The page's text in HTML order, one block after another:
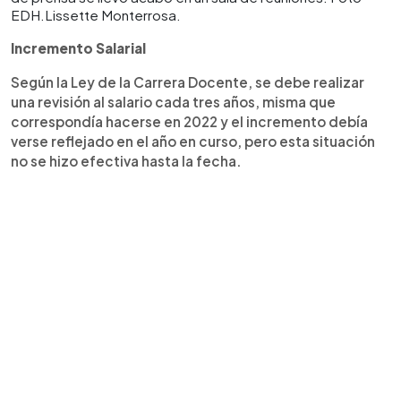
EDH.Lissette Monterrosa.
Incremento Salarial
Según la Ley de la Carrera Docente, se debe realizar
una revisión al salario cada tres años, misma que
correspondía hacerse en 2022 y el incremento debía
verse reflejado en el año en curso, pero esta situación
no se hizo efectiva hasta la fecha.